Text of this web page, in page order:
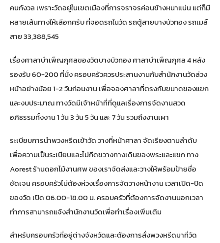
คนกังวล เพราะวัดอยู่ในเขตเมืองที่การจราจรค่อนข้างหนาแน่น แต่ก็มี
หลายเส้นทางให้เลือกครับ ที่จอดรถในวัด รถตู้สายบางบัวทอง รถเมล์
สาย 33,388,545
เรื่องศาลาบำเพ็ญกุศลของวัดบางบัวทอง ศาลาบำเพ็ญกุศล 4 หลัง
รองรับ 60-200 ที่นั่ง ครอบครัวควรประสานงานกับสำนักงานวัดล่วง
หน้าอย่างน้อย 1-2 วันก่อนงาน เพื่อจองศาลาที่ตรงกับขนาดของแขก
และงบประมาณ ทางวัดมีเจ้าหน้าที่ที่ดูแลเรื่องการจัดงานสวด
อภิธรรมทั้งงาน 1 วัน 3 วัน 5 วัน และ 7 วัน รวมถึงงานเผา
ระเบียบการนำพวงหรีดเข้าวัด วางที่หน้าศาลา จัดเรียงตามลำดับ
เพื่อความเป็นระเบียบและไม่กีดขวางทางเดินของพระและแขก ทาง
Aorest ร้านดอกไม้งานศพของเราจัดส่งและวางให้พร้อมป้ายชื่อ
ชัดเจน ครอบครัวไม่ต้องห่วงเรื่องการจัดวางหน้างาน เวลาเปิด-ปิด
ของวัด เปิด 06.00-18.00 น. ครอบครัวที่ต้องการจัดงานนอกเวลา
ทำการสามารถแจ้งสำนักงานวัดเพื่อทำเรื่องเพิ่มเติม
สำหรับครอบครัวที่อยู่ต่างจังหวัดและต้องการสั่งพวงหรีดมาที่วัด